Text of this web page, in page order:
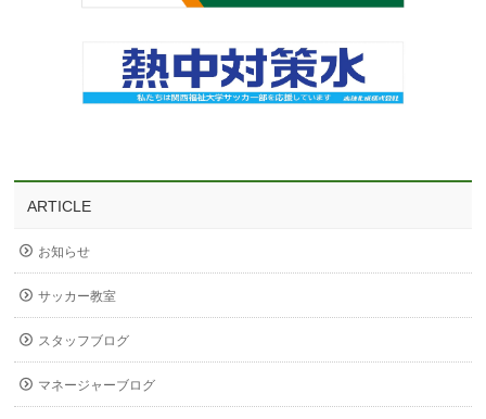
ARTICLE
お知らせ
サッカー教室
スタッフブログ
マネージャーブログ